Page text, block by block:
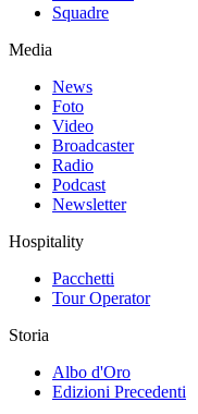
Squadre
Media
News
Foto
Video
Broadcaster
Radio
Podcast
Newsletter
Hospitality
Pacchetti
Tour Operator
Storia
Albo d'Oro
Edizioni Precedenti